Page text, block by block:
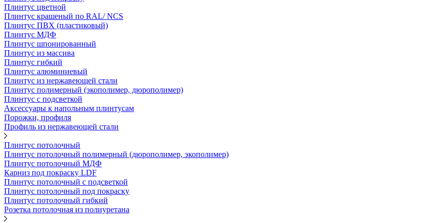
Плинтус цветной
Плинтус крашеный по RAL/ NCS
Плинтус ПВХ (пластиковый)
Плинтус МДФ
Плинтус шпонированный
Плинтус из массива
Плинтус гибкий
Плинтус алюминиевый
Плинтус из нержавеющей стали
Плинтус полимерный (экополимер, дюрополимер)
Плинтус с подсветкой
Аксессуары к напольным плинтусам
Порожки, профиля
Профиль из нержавеющей стали
Плинтус потолочный
Плинтус потолочный полимерный (дюрополимер, экополимер)
Плинтус потолочный МДФ
Карниз под покраску LDF
Плинтус потолочный с подсветкой
Плинтус потолочный под покраску
Плинтус потолочный гибкий
Розетка потолочная из полиуретана